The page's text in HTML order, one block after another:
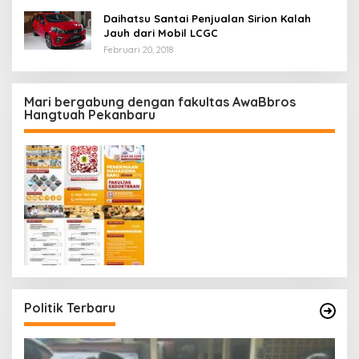
Daihatsu Santai Penjualan Sirion Kalah
Jauh dari Mobil LCGC
Februari 20, 2018
Mari bergabung dengan fakultas AwaBbros
Hangtuah Pekanbaru
Politik Terbaru